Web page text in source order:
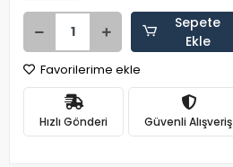
Sepete
Ekle
Favorilerime ekle
Hızlı Gönderi Güvenli Alışveriş